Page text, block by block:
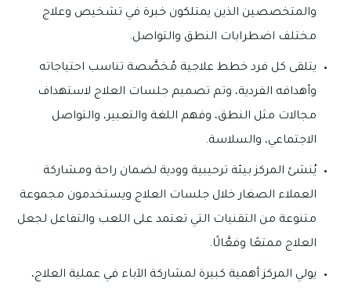
والمتخصصين الذين يمتلكون خبرة في تشخيص وعلاج
مختلف اضطرابات النطق والتواصل.
يتلقى كل فرد خطط علاجية مُخصَّصة تناسب احتياجاته
وأهدافه الفردية، وتم تصميم جلسات العلاج لاستهداف
مجالات مثل النطق، وفهم اللغة والتعبير، والتواصل
الاجتماعي، والسلاسة.
يُنشئ المركز بيئة ترحيبية وودية لضمان راحة ومشاركة
العملاء الصغار خلال جلسات العلاج ويستخدمون مجموعة
متنوعة من التقنيات التي تعتمد على اللعب والتفاعل لجعل
العلاج ممتعًا وفعَّالًا.
يولي المركز أهمية كبيرة لمشاركة الآباء في عملية العلاج،